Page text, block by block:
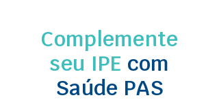
Complemente
seu IPE com
Saúde PAS